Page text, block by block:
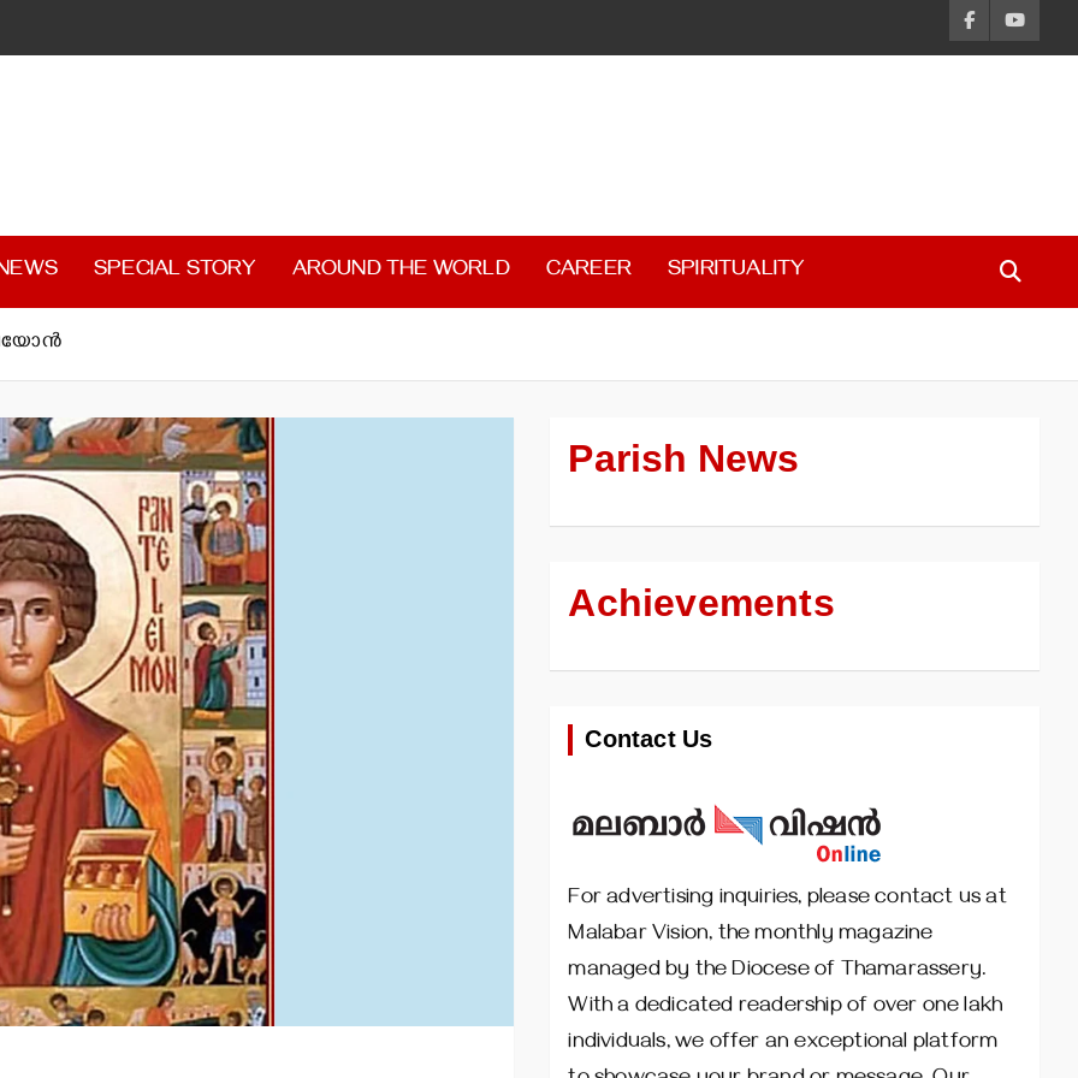
SPECIAL STORY AROUND THE WORLD CAREER SPIRITUALITY
Parish News
Achievements
Contact Us
For advertising inquiries, please contact us at
Malabar Vision, the monthly magazine
managed by the Diocese of Thamarassery.
With a dedicated readership of over one lakh
individuals, we offer an exceptional platform